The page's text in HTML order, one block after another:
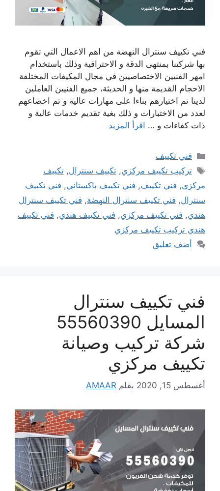
فني تكييف سنترال النهضة من اهم الاعمال التي تقوم
بها شركتنا بمنتهى الدقة و الاحترافية وذلك باستخدام
امهر الفنيين الاختصاصيين في مجال المكيفات المختلفة
الاحجام القديمة منها و الحديثة، جميع الفنيين العاملين
لدينا تم اختيارهم بناءا على مهارات عالية و تم اخضاعهم
لعدد من الاختبارات و ذلك بغية تقديم خدمات عالية و
ذات كفاءات و … اقرأ المزيد
التصنيفات
فني تكييف
الوسوم
تركيب تكييف مركزي,تكييف سنترال,تكييف
مركزي, فني تكييف, فني تكييف باكستاني, فني تكييف
سنترال, فني تكييف سنترال النهضة, فني تكييف سنترال
هندي, فني تكييف مركزي, فني تكييف هندي, فني تكييف
هندي تركيب تكييف مركزي
أضف تعليق
فني تكييف سنترال
المسايل 55560390
شركة تركيب وصيانة
تكييف مركزي
أغسطس 15, 2020 بقلم AMAAR